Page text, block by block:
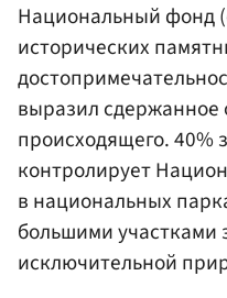
Национальный фонд
исторических
выразил сдержанное
происходящего. 40%
контролирует
в национальных
большими участками
исключительной